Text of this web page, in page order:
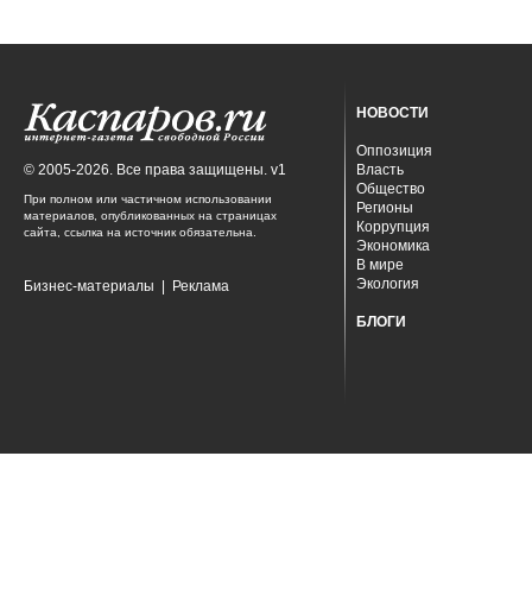
© 2005-2026. Все права защищены. v1
При полном или частичном использовании
материалов, опубликованных на страницах
сайта, ссылка на источник обязательна.
Бизнес-материалы Реклама
НОВОСТИ
Оппозиция
Власть
Общество
Регионы
Коррупция
Экономика
В мире
Экология
БЛОГИ